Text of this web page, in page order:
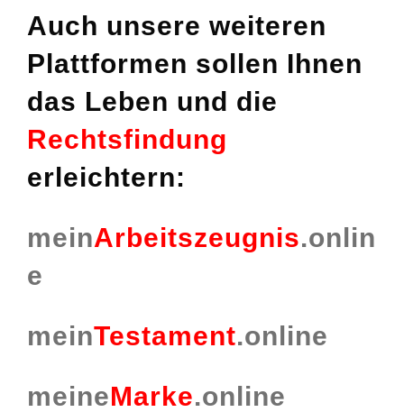
Auch unsere weiteren
Plattformen sollen Ihnen
das Leben und die
Rechtsfindung
erleichtern:
meinArbeitszeugnis.onlin
e
meinTestament.online
meineMarke.online